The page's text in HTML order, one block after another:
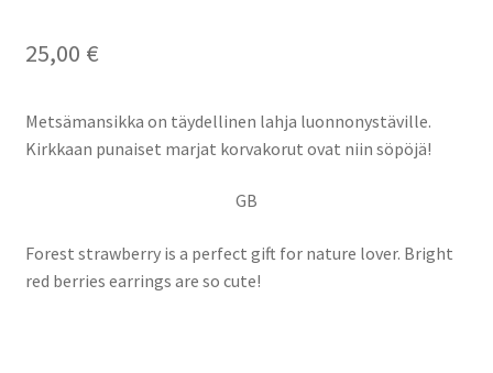
25,00 €
Metsämansikka on täydellinen lahja luonnonystäville.
Kirkkaan punaiset marjat korvakorut ovat niin söpöjä!
GB
Forest strawberry is a perfect gift for nature lover. Bright
red berries earrings are so cute!